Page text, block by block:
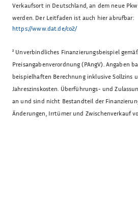
Verkaufsort in Deutschland, an dem neue
werden. Der Leitfaden ist auch hier abrufbar:
https://www.dat.de/co2/
² Unverbindliches Finanzierungsbeispiel
Preisangabenverordnung (PAngV). Angaben
beispielhaften Berechnung inklusive Sollzins
Jahreszinskosten. Überführungs- und
an und sind nicht Bestandteil der
Änderungen, Irrtümer und Zwischenverkauf